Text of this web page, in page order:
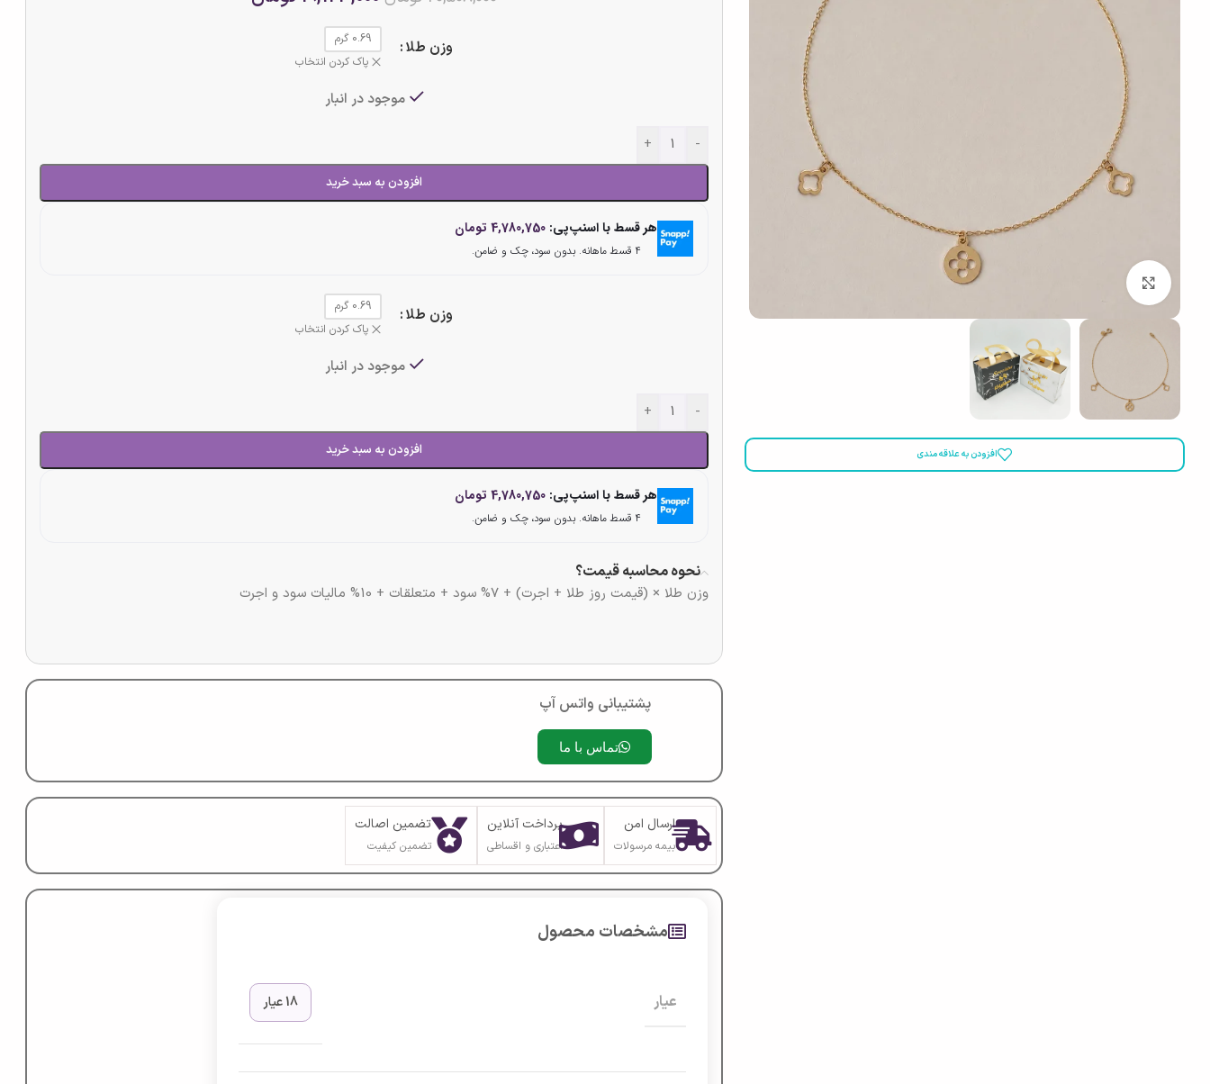
افزودن به علاقه مندی
وزن طلا
0.69 گرم
پاک کردن انتخاب
موجود در انبار
-
+
افزودن به سبد خرید
هر قسط با اسنپ‌پی: 4,780,750 تومان
۴ قسط ماهانه. بدون سود، چک و ضامن.
وزن طلا
0.69 گرم
پاک کردن انتخاب
موجود در انبار
-
+
افزودن به سبد خرید
هر قسط با اسنپ‌پی: 4,780,750 تومان
۴ قسط ماهانه. بدون سود، چک و ضامن.
نحوه محاسبه قیمت؟
وزن طلا × (قیمت روز طلا + اجرت) + 7% سود + متعلقات + 10% مالیات سود و اجرت
پشتیبانی واتس آپ
تماس با ما
ارسال امن
بیمه مرسولات
پرداخت آنلاین
اعتباری و اقساطی
تضمین اصالت
تضمین کیفیت
مشخصات محصول
عیار 18 عیار